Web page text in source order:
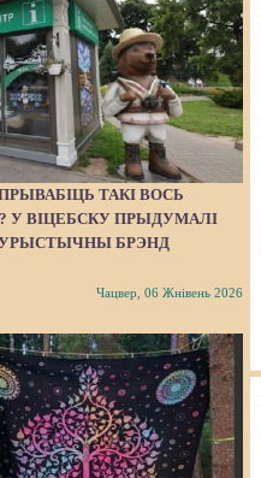
ТАКІ ВОСЬ
У ВІЦЕБСКУ ПРЫДУМАЛІ
БРЭНД
Чацвер, 06 Жнівень 2026